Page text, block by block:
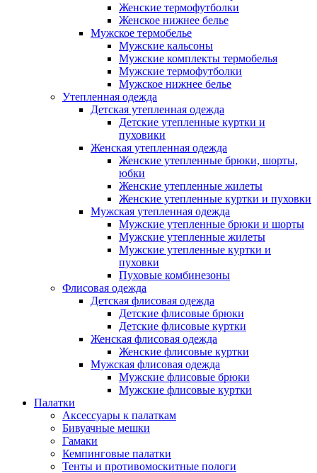
Женские термофутболки
Женское нижнее белье
Мужское термобелье
Мужские кальсоны
Мужские комплекты термобелья
Мужские термофутболки
Мужское нижнее белье
Утепленная одежда
Детская утепленная одежда
Детские утепленные куртки и
пуховики
Женская утепленная одежда
Женские утепленные брюки, шорты,
юбки
Женские утепленные жилеты
Женские утепленные куртки и пуховки
Мужская утепленная одежда
Мужские утепленные брюки и шорты
Мужские утепленные жилеты
Мужские утепленные куртки и
пуховки
Пуховые комбинезоны
Флисовая одежда
Детская флисовая одежда
Детские флисовые брюки
Детские флисовые куртки
Женская флисовая одежда
Женские флисовые куртки
Мужская флисовая одежда
Мужские флисовые брюки
Мужские флисовые куртки
Палатки
Аксессуары к палаткам
Бивуачные мешки
Гамаки
Кемпинговые палатки
Тенты и противомоскитные пологи